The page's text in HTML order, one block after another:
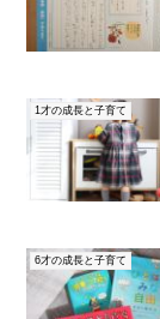
1才の成長と子育て
6才の成長と子育て